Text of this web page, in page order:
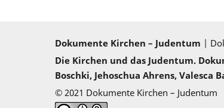
Dokumente Kirchen – Judentum |
Die Kirchen und das Judentum.
Boschki, Jehoschua Ahrens,
© 2021 Dokumente Kirchen – Judentum